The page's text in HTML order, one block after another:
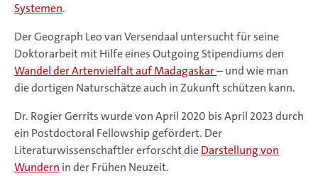
Systemen.
Der Geograph Leo van Versendaal untersucht für seine
Doktorarbeit mit Hilfe eines Outgoing Stipendiums den
Wandel der Artenvielfalt auf Madagaskar– und wie man
die dortigen Naturschätze auch in Zukunft schützen kann.
Dr. Rogier Gerrits wurde von April 2020 bis April 2023 durch
ein Postdoctoral Fellowship gefördert. Der
Literaturwissenschaftler erforscht dieDarstellung von
Wundern in der Frühen Neuzeit.